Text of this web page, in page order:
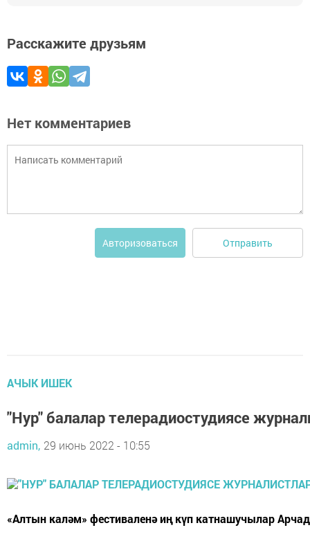
Расскажите друзьям
Нет комментариев
Авторизоваться Отправить
АЧЫК ИШЕК
"Нур" балалар телерадиостудиясе
admin, 29 июнь 2022 - 10:55
«Алтын каләм» фестиваленә иң күп катнашучылар